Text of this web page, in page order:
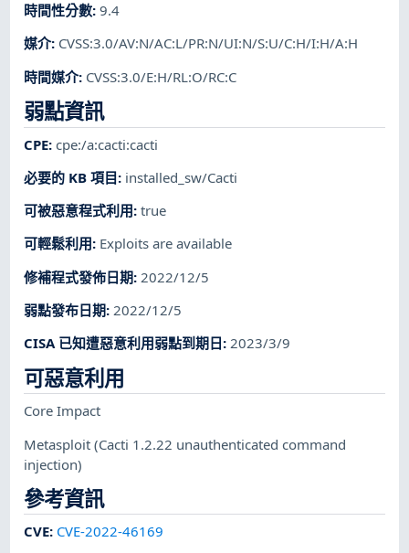
時間性分數:9.4
媒介: CVSS:3.0/AV:N/AC:L/PR:N/UI:N/S:U/C:H/I:H/A:H
時間媒介: CVSS:3.0/E:H/RL:O/RC:C
弱點資訊
CPE:cpe:/a:cacti:cacti
必要的 KB 項目: installed_sw/Cacti
可被惡意程式利用:true
可輕鬆利用: Exploits are available
修補程式發佈日期: 2022/12/5
弱點發布日期:2022/12/5
CISA 已知遭惡意利用弱點到期日:2023/3/9
可惡意利用
Core Impact
Metasploit(Cacti 1.2.22 unauthenticated command
injection)
參考資訊
CVE: CVE-2022-46169